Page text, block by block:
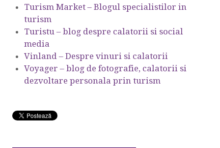
Turism Market – Blogul specialistilor in
turism
Turistu – blog despre calatorii si social
media
Vinland – Despre vinuri si calatorii
Voyager – blog de fotografie, calatorii si
dezvoltare personala prin turism